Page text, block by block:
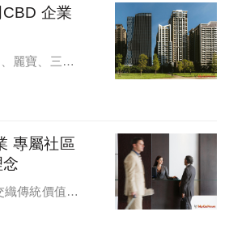
企業
麗寶、三發
辦公樓面積新
專屬社區
傳統價值與